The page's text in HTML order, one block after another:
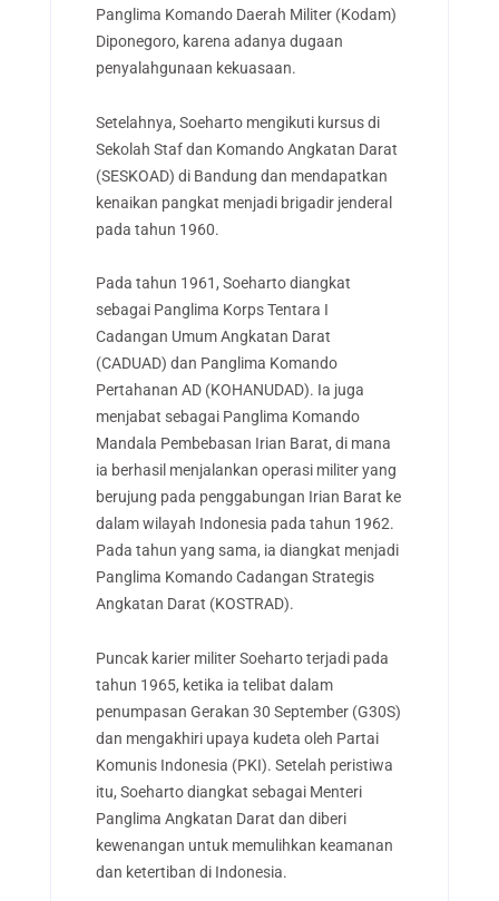
Panglima Komando Daerah Militer (Kodam)
Diponegoro, karena adanya dugaan
penyalahgunaan kekuasaan.
Setelahnya, Soeharto mengikuti kursus di
Sekolah Staf dan Komando Angkatan Darat
(SESKOAD) di Bandung dan mendapatkan
kenaikan pangkat menjadi brigadir jenderal
pada tahun 1960.
Pada tahun 1961, Soeharto diangkat
sebagai Panglima Korps Tentara I
Cadangan Umum Angkatan Darat
(CADUAD) dan Panglima Komando
Pertahanan AD (KOHANUDAD). Ia juga
menjabat sebagai Panglima Komando
Mandala Pembebasan Irian Barat, di mana
ia berhasil menjalankan operasi militer yang
berujung pada penggabungan Irian Barat ke
dalam wilayah Indonesia pada tahun 1962.
Pada tahun yang sama, ia diangkat menjadi
Panglima Komando Cadangan Strategis
Angkatan Darat (KOSTRAD).
Puncak karier militer Soeharto terjadi pada
tahun 1965, ketika ia telibat dalam
penumpasan Gerakan 30 September (G30S)
dan mengakhiri upaya kudeta oleh Partai
Komunis Indonesia (PKI). Setelah peristiwa
itu, Soeharto diangkat sebagai Menteri
Panglima Angkatan Darat dan diberi
kewenangan untuk memulihkan keamanan
dan ketertiban di Indonesia.